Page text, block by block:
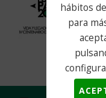
hábitos
para